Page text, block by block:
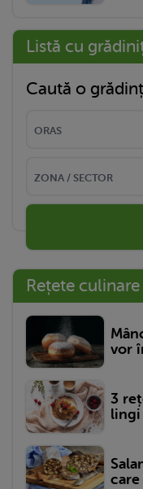
Listă cu
Caută o
Rețete culinare
vor
3
lingi